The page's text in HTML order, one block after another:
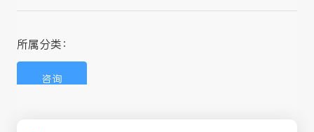
新闻资讯
服务支持
所属分类：
咨询